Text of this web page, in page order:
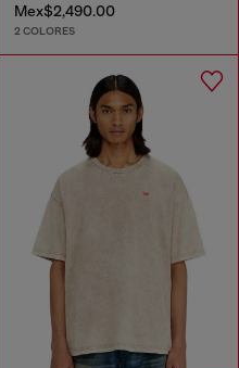
Mex$2,490.00
2 COLORES